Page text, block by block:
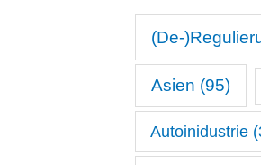
n
a
h
(De-
Asien (95)
Autoinidustrie